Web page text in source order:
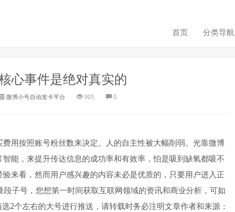
首页 分类导航
心事件是绝对真实的
微博小号自动发卡平台 905 0
用按照账号粉丝数来决定。人的自主性被大幅削弱。光靠微博
能，来提升传达信息的成功率和有效率，怕是吸到缺氧都吸不
来看，然而用户感兴趣的内容未必是优质的，只要用户进入正
子号，您想第一时间获取互联网领域的资讯和商业分析，可如
2个左右的大号进行推送，请转载时务必注明文章作者和来源：